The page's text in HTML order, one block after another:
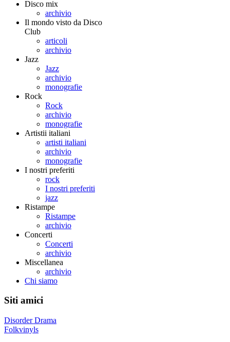
Disco mix
archivio
Il mondo visto da Disco
Club
articoli
archivio
Jazz
Jazz
archivio
monografie
Rock
Rock
archivio
monografie
Artistii italiani
artisti italiani
archivio
monografie
I nostri preferiti
rock
I nostri preferiti
jazz
Ristampe
Ristampe
archivio
Concerti
Concerti
archivio
Miscellanea
archivio
Chi siamo
Siti amici
Disorder Drama
Folkvinyls